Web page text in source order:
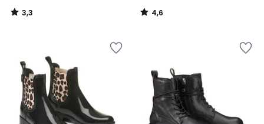
3,3
/
4,6
/